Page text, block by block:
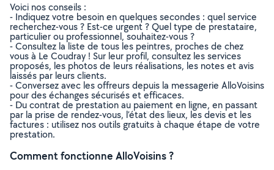
Voici nos conseils :
- Indiquez votre besoin en quelques secondes : quel service
recherchez-vous ? Est-ce urgent ? Quel type de prestataire,
particulier ou professionnel, souhaitez-vous ?
- Consultez la liste de tous les peintres, proches de chez
vous à Le Coudray ! Sur leur profil, consultez les services
proposés, les photos de leurs réalisations, les notes et avis
laissés par leurs clients.
- Conversez avec les offreurs depuis la messagerie AlloVoisins
pour des échanges sécurisés et efficaces.
- Du contrat de prestation au paiement en ligne, en passant
par la prise de rendez-vous, l’état des lieux, les devis et les
factures : utilisez nos outils gratuits à chaque étape de votre
prestation.
Comment fonctionne AlloVoisins ?